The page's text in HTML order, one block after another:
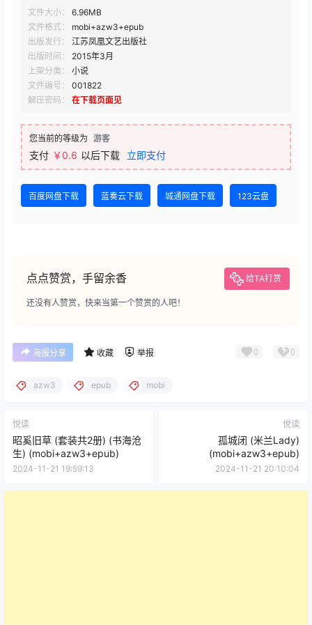
文件大小：
6.96MB
文件格式：
mobi+azw3+epub
出版发行：
江苏凤凰文艺出版社
出版时间：
2015年3月
上架分类：
小说
文件编号：
001822
解压密码：
在下载页面见
您当前的等级为 游客
支付 ￥0.6 以后下载 立即支付
百度网盘下载 蓝奏云下载 城通网盘下载 123云盘
点点赞赏，手留余香 给TA打赏
还没有人赞赏，快来当第一个赞赏的人吧！
海报分享 收藏 举报 0 0
azw3 epub mobi
悦读
昭奚旧草 (套装共2册) (书海沧
生) (mobi+azw3+epub)
2024-11-21 19:59:13
悦读
孤城闭 (米兰Lady)
(mobi+azw3+epub)
2024-11-21 20:10:04